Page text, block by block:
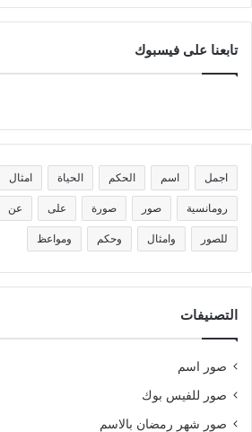
تابعنا على فيسبوك
اجمل اسم الحكم الحياة امثال
رومانسية صور صورة على عن
للصور وامثال وحكم ومواعظ
التصنيفات
صور اسم
صور للفيس بوك
صور شهر رمضان بالاسم